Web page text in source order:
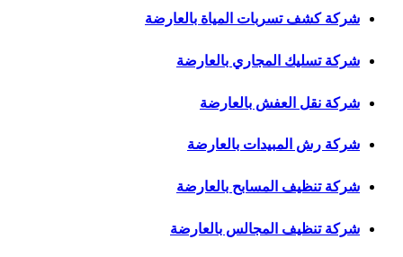
شركة كشف تسربات المياة بالعارضة
شركة تسليك المجاري بالعارضة
شركة نقل العفش بالعارضة
شركة رش المبيدات بالعارضة
شركة تنظيف المسابح بالعارضة
شركة تنظيف المجالس بالعارضة